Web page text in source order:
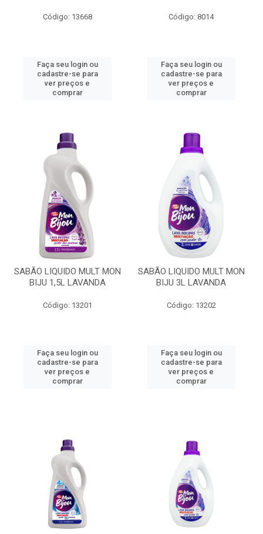
Código: 13668
Faça seu login ou
cadastre-se para
ver preços e
comprar
Código: 8014
Faça seu login ou
cadastre-se para
ver preços e
comprar
SABÃO LIQUIDO MULT MON
BIJU 1,5L LAVANDA
Código: 13201
Faça seu login ou
cadastre-se para
ver preços e
comprar
SABÃO LIQUIDO MULT MON
BIJU 3L LAVANDA
Código: 13202
Faça seu login ou
cadastre-se para
ver preços e
comprar